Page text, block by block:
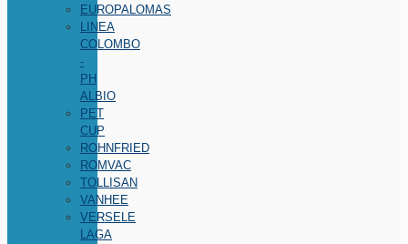
EUROPALOMAS
LINEA
COLOMBO
-
PH
ALBIO
PET
CUP
ROHNFRIED
ROMVAC
TOLLISAN
VANHEE
VERSELE
LAGA